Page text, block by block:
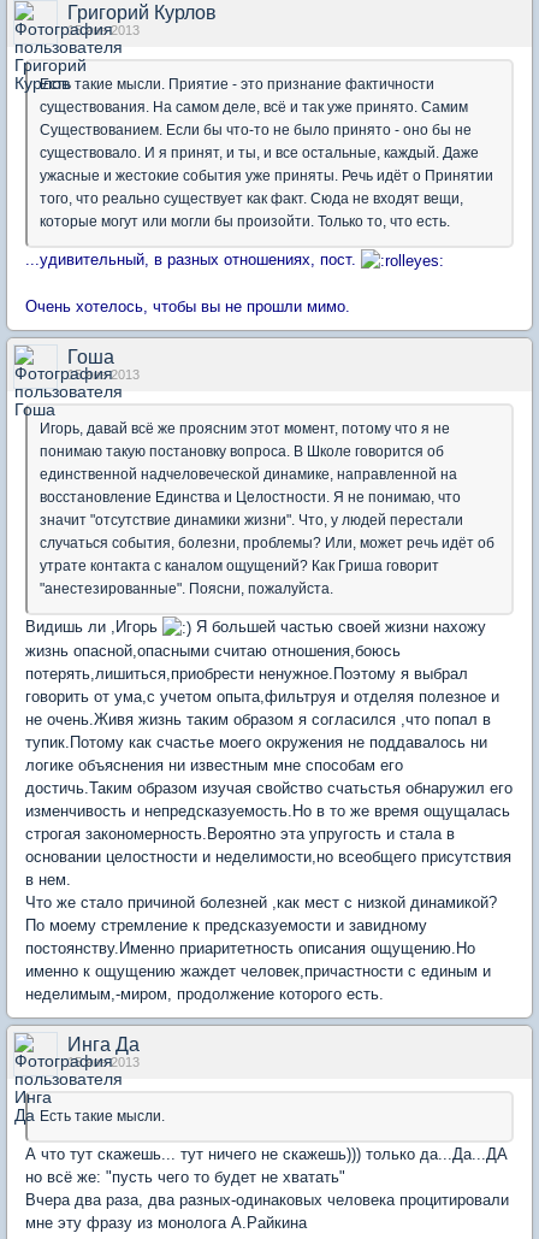
Григорий Курлов
15 янв 2013
Есть такие мысли. Приятие - это признание фактичности
существования. На самом деле, всё и так уже принято. Самим
Существованием. Если бы что-то не было принято - оно бы не
существовало. И я принят, и ты, и все остальные, каждый. Даже
ужасные и жестокие события уже приняты. Речь идёт о Принятии
того, что реально существует как факт. Сюда не входят вещи,
которые могут или могли бы произойти. Только то, что есть.
...удивительный, в разных отношениях, пост.
Очень хотелось, чтобы вы не прошли мимо.
Гоша
15 янв 2013
Игорь, давай всё же проясним этот момент, потому что я не
понимаю такую постановку вопроса. В Школе говорится об
единственной надчеловеческой динамике, направленной на
восстановление Единства и Целостности. Я не понимаю, что
значит "отсутствие динамики жизни". Что, у людей перестали
случаться события, болезни, проблемы? Или, может речь идёт об
утрате контакта с каналом ощущений? Как Гриша говорит
"анестезированные". Поясни, пожалуйста.
Видишь ли ,Игорь
Я большей частью своей жизни нахожу
жизнь опасной,опасными считаю отношения,боюсь
потерять,лишиться,приобрести ненужное.Поэтому я выбрал
говорить от ума,с учетом опыта,фильтруя и отделяя полезное и
не очень.Живя жизнь таким образом я согласился ,что попал в
тупик.Потому как счастье моего окружения не поддавалось ни
логике объяснения ни известным мне способам его
достичь.Таким образом изучая свойство счатьстья обнаружил его
изменчивость и непредсказуемость.Но в то же время ощущалась
строгая закономерность.Вероятно эта упругость и стала в
основании целостности и неделимости,но всеобщего присутствия
в нем.
Что же стало причиной болезней ,как мест с низкой динамикой?
По моему стремление к предсказуемости и завидному
постоянству.Именно приаритетность описания ощущению.Но
именно к ощущению жаждет человек,причастности с единым и
неделимым,-миром, продолжение которого есть.
Инга Да
15 янв 2013
Есть такие мысли.
А что тут скажешь... тут ничего не скажешь))) только да...Да...ДА
но всё же: "пусть чего то будет не хватать"
Вчера два раза, два разных-одинаковых человека процитировали
мне эту фразу из монолога А.Райкина